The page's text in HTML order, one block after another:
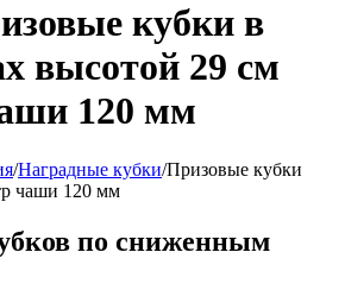
кубки в
высотой 29 см
120 мм
/Наградные кубки/Призовые кубки
чаши 120 мм
по сниженным